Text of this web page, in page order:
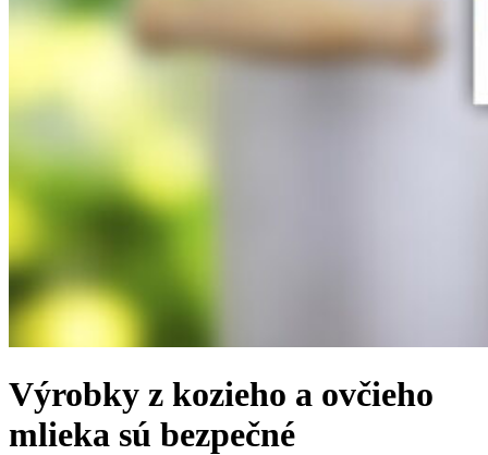
Výrobky z kozieho a ovčieho
mlieka sú bezpečné